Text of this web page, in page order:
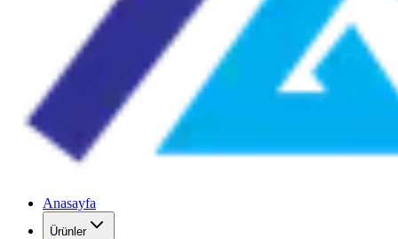
Anasayfa
Ürünler